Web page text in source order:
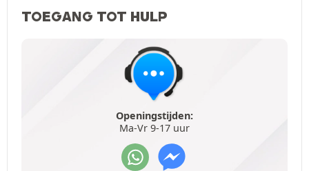
TOEGANG TOT HULP
Openingstijden:
Ma-Vr 9-17 uur